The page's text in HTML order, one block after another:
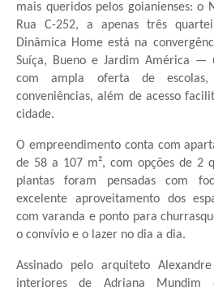
mais queridos pelos goianienses: o
Rua C-252, a apenas três
Dinâmica Home está na
Suíça, Bueno e Jardim América —
com ampla oferta de escolas,
conveniências, além de acesso
cidade.
O empreendimento conta com
de 58 a 107 m², com opções de 2
plantas foram pensadas com
excelente aproveitamento dos
com varanda e ponto para
o convívio e o lazer no dia a dia.
Assinado pelo arquiteto
interiores de Adriana Mundim